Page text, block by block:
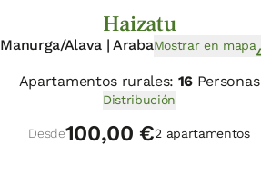
Haizatu
Manurga/Alava | ArabaMostrar en mapa
Apartamentos rurales: 16 Personas
Distribución
Desde100,00 €2 apartamentos